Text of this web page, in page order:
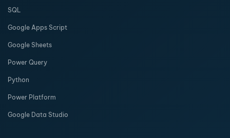
SQL
Google Apps Script
Google Sheets
Power Query
Python
Power Platform
Google Data Studio